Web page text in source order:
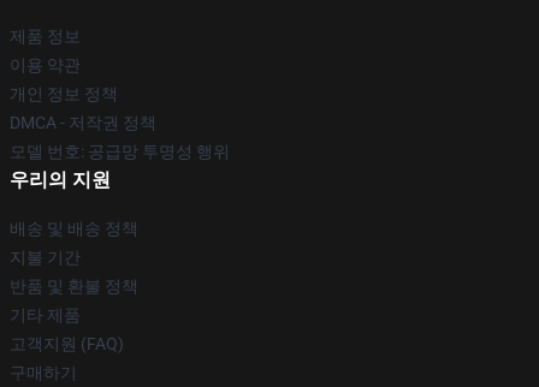
제품 정보
이용 약관
개인 정보 정책
DMCA - 저작권 정책
모델 번호: 공급망 투명성 행위
우리의 지원
배송 및 배송 정책
지불 기간
반품 및 환불 정책
기타 제품
고객지원 (FAQ)
구매하기